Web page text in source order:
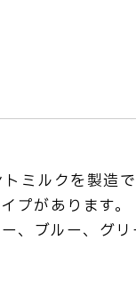
ミルクを製造
プがあります。
、ブルー、グ